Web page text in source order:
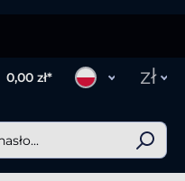
0,00 zł* zł